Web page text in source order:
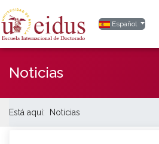
Seleccione su
Español
Noticias
Está aquí: Noticias